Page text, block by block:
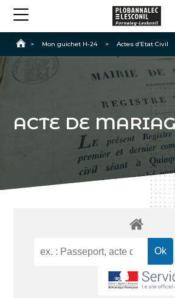
Accueil
> Mon guichet H-24 > Actes d’Etat Civil
ACTE DE